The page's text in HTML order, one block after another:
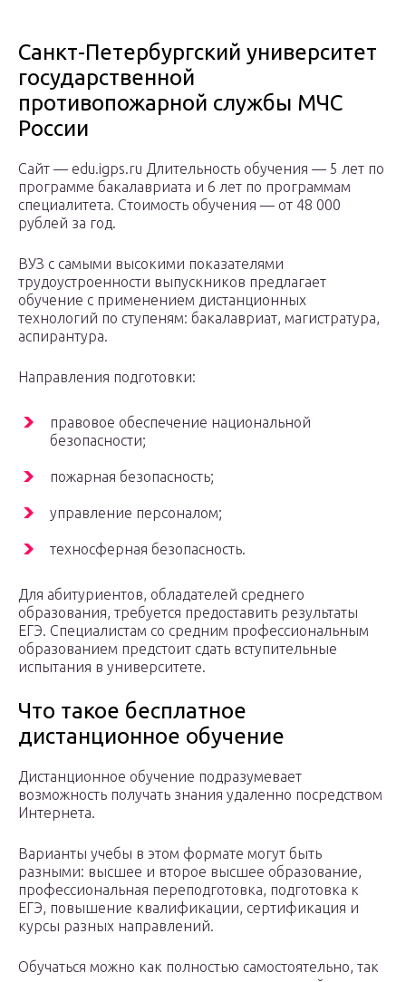
Санкт-Петербургский университет
государственной
противопожарной службы МЧС
России
Сайт — edu.igps.ru Длительность обучения — 5 лет по
программе бакалавриата и 6 лет по программам
специалитета. Стоимость обучения — от 48 000
рублей за год.
ВУЗ с самыми высокими показателями
трудоустроенности выпускников предлагает
обучение с применением дистанционных
технологий по ступеням: бакалавриат, магистратура,
аспирантура.
Направления подготовки:
правовое обеспечение национальной
безопасности;
пожарная безопасность;
управление персоналом;
техносферная безопасность.
Для абитуриентов, обладателей среднего
образования, требуется предоставить результаты
ЕГЭ. Специалистам со средним профессиональным
образованием предстоит сдать вступительные
испытания в университете.
Что такое бесплатное
дистанционное обучение
Дистанционное обучение подразумевает
возможность получать знания удаленно посредством
Интернета.
Варианты учебы в этом формате могут быть
разными: высшее и второе высшее образование,
профессиональная переподготовка, подготовка к
ЕГЭ, повышение квалификации, сертификация и
курсы разных направлений.
Обучаться можно как полностью самостоятельно, так